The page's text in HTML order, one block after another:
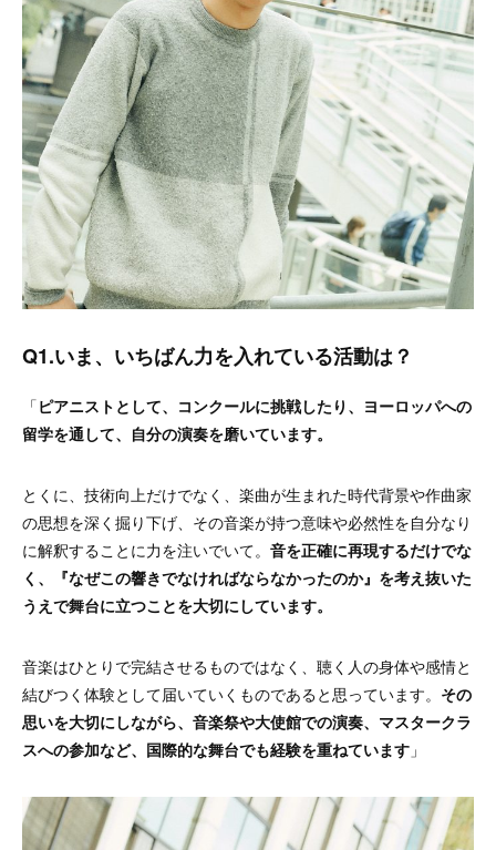
Q1.いま、いちばん力を入れている活動は？
「ピアニストとして、コンクールに挑戦したり、 ヨーロッパへの
留学を通して、自分の演奏を磨いています。
とくに、技術向上だけでなく、楽曲が生まれた時代背景や作曲家
の思想を深く掘り下げ、その音楽が持つ意味や必然性を自分なり
に解釈することに力を注いでいて。 音を正確に再現するだけでな
く、『なぜこの響きでなければならなかったのか』を考え抜いた
うえで舞台に立つことを大切にしています。
音楽はひとりで完結させるものではなく、聴く人の身体や感情と
結びつく体験として届いていくものであると思っています。 その
思いを大切にしながら、音楽祭や大使館での演奏、マスタークラ
スへの参加など、国際的な舞台でも経験を重ねています 」